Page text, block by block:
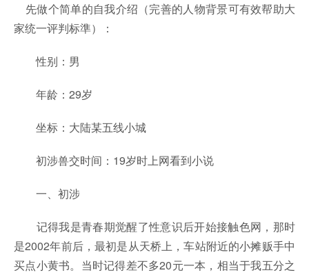
先做个简单的自我介绍（完善的人物背景可有效帮助大
家统一评判标準）：
性别：男
年龄：29岁
坐标：大陆某五线小城
初涉兽交时间：19岁时上网看到小说
一、初涉
记得我是青春期觉醒了性意识后开始接触色网，那时
是2002年前后，最初是从天桥上，车站附近的小摊贩手中
买点小黄书。当时记得差不多20元一本，相当于我五分之